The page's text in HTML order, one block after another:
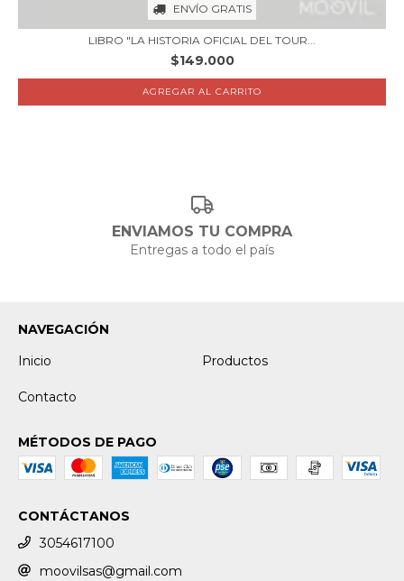
ENVÍO GRATIS
LIBRO "LA HISTORIA OFICIAL DEL TOUR...
$149.000
ENVIAMOS TU COMPRA
Entregas a todo el país
NAVEGACIÓN
Inicio
Productos
Contacto
MÉTODOS DE PAGO
CONTÁCTANOS
3054617100
moovilsas@gmail.com